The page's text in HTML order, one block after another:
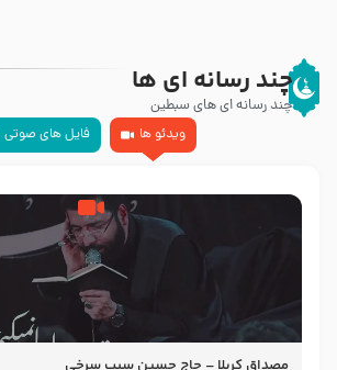
چند رسانه ای ها
چند رسانه ای های سبطین
ویدئو ها
فایل های صوتی
مصداق کربلا – حاج حسین سیب سرخی